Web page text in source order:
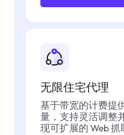
无限住宅代理
基于带宽的计费提
量，支持灵活调整
现可扩展的 Web 抓